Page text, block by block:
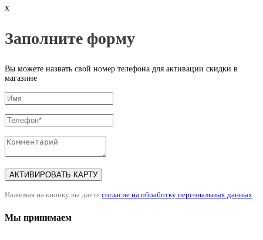
x
Заполните форму
Вы можете назвать свой номер телефона для активации скидки в
магазине
АКТИВИРОВАТЬ КАРТУ
Нажимая на кнопку вы даете согласие на обработку персональных данных
Мы принимаем